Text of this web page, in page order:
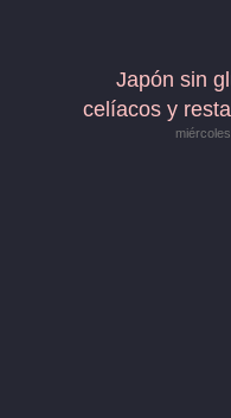
Japón sin
celíacos y